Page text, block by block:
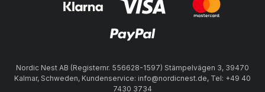
Nordic Nest AB (Registernr. 556628-1597) Stämpelvägen 3, 39470
Kalmar, Schweden, Kundenservice: info@nordicnest.de, Tel: +49 40
7430 3734